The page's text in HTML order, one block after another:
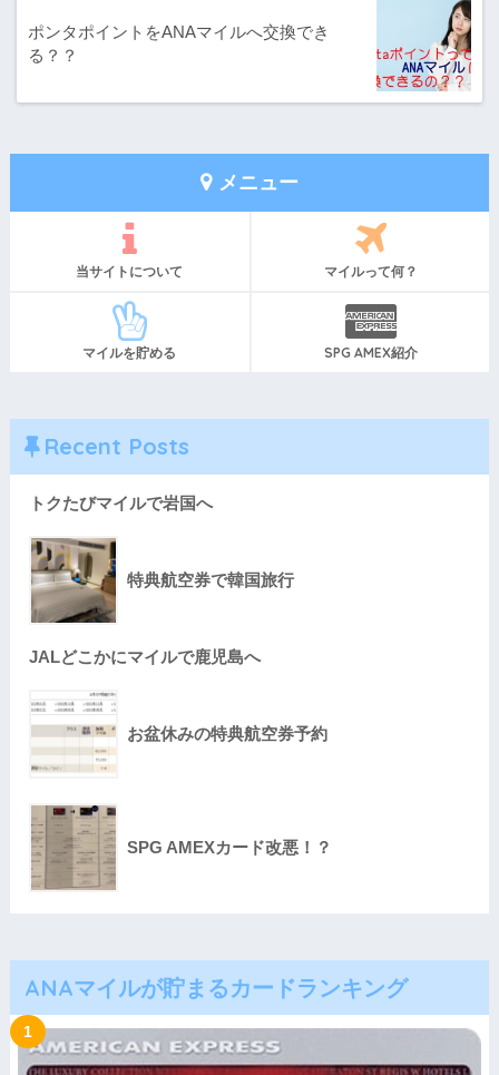
ポンタポイントをANAマイルへ交換でき
る？？
メニュー
当サイトについて マイルって何？
マイルを貯める SPG AMEX紹介
Recent Posts
トクたびマイルで岩国へ
特典航空券で韓国旅行
JALどこかにマイルで鹿児島へ
お盆休みの特典航空券予約
SPG AMEXカード改悪！？
ANAマイルが貯まるカードランキング